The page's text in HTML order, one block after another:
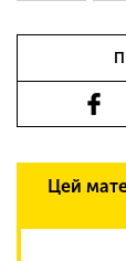
Цей